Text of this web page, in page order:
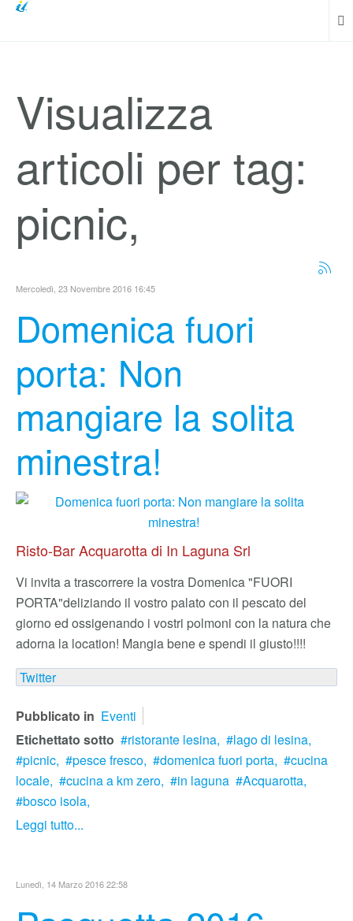
Visualizza
articoli per tag:
picnic,
Mercoledì, 23 Novembre 2016 16:45
Domenica fuori
porta: Non
mangiare la solita
minestra!
Risto-Bar Acquarotta di In Laguna Srl
Vi invita a trascorrere la vostra Domenica "FUORI
PORTA"deliziando il vostro palato con il pescato del
giorno ed ossigenando i vostri polmoni con la natura che
adorna la location! Mangia bene e spendi il giusto!!!!
Twitter
Pubblicato in Eventi
Etichettato sotto
ristorante lesina,
lago di lesina,
picnic,
pesce fresco, domenica fuori porta,
cucina
locale,
cucina a km zero, in laguna
Acquarotta,
bosco isola,
Leggi tutto...
Lunedì, 14 Marzo 2016 22:58